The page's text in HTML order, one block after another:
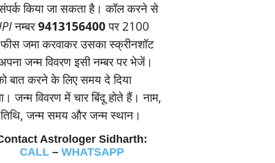
किया जा सकता है। कॉल करने से
नम्‍बर9413156400पर 2100
जमा करवाकर उसका स्‍क्रीनशॉट
जन्‍म विवरण इसी नम्‍बर पर भेजें।
बात करने के लिए समय दे दिया
जन्‍म विवरण में चार बिंदू होते हैं। नाम,
जन्‍म समय और जन्‍म स्‍थान।
Astrologer Sidharth:
CALL– WHATSAPP